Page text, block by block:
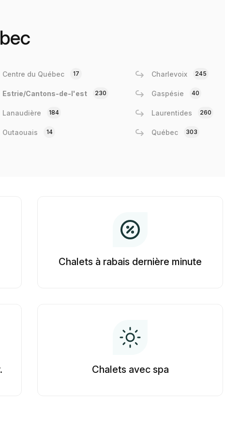
Centre du Québec 17 Charlevoix 245
Estrie/Cantons-de-l'est 230 Gaspésie 40
Lanaudière 184 Laurentides 260
Outaouais 14 Québec 303
Chalets à rabais dernière minute
Chalets avec spa